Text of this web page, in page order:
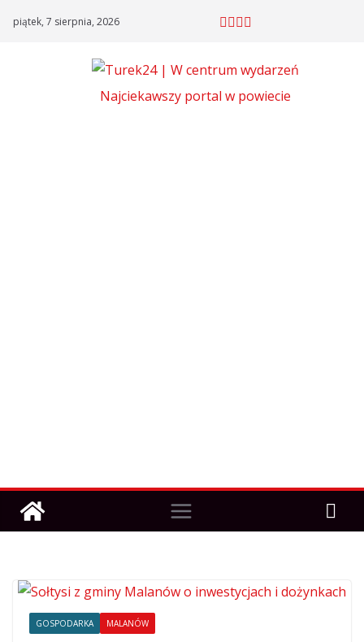
piątek, 7 sierpnia, 2026
Najciekawszy portal w powiecie
GOSPODARKA MALANÓW